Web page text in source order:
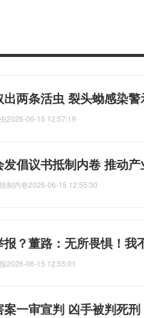
两条活虫 裂头蚴感染警
2026-06-15 12:57:19
倡议书抵制内卷 推动
制内卷2026-06-15 12:55:30
？董路：无所畏惧！我
2026-06-15 12:55:01
一审宣判 凶手被判死刑